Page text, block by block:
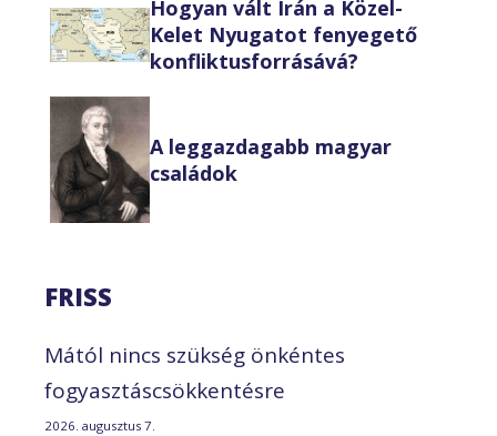
Hogyan vált Irán a Közel-
Kelet Nyugatot fenyegető
konfliktusforrásává?
A leggazdagabb magyar
családok
FRISS
Mától nincs szükség önkéntes
fogyasztáscsökkentésre
2026. augusztus 7.